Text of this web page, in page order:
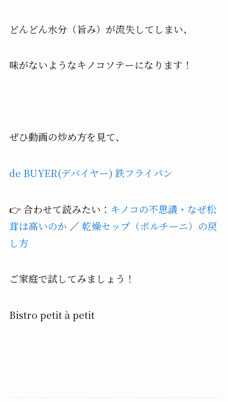
どんどん水分（旨み）が流失してしまい、
味がないようなキノコソテーになります！
ぜひ動画の炒め方を見て、
de BUYER(デバイヤー) 鉄フライパン
👉 合わせて読みたい： キノコの不思議・なぜ松
茸は高いのか ／ 乾燥セップ（ポルチーニ）の戻
し方
ご家庭で試してみましょう！
Bistro petit à petit